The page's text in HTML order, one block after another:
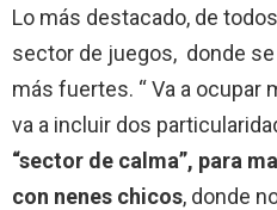
Lo más destacado, de
sector de juegos, donde
más fuertes. “ Va a ocupar
va a incluir dos
“sector de calma”, para
con nenes chicos, donde